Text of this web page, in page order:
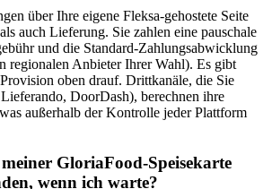
über Ihre eigene Fleksa-gehostete Seite
auch Lieferung. Sie zahlen eine pauschale
und die Standard-Zahlungsabwicklung
regionalen Anbieter Ihrer Wahl). Es gibt
oben drauf. Drittkanäle, die Sie
DoorDash), berechnen ihre
außerhalb der Kontrolle jeder Plattform
GloriaFood-Speisekarte
wenn ich warte?